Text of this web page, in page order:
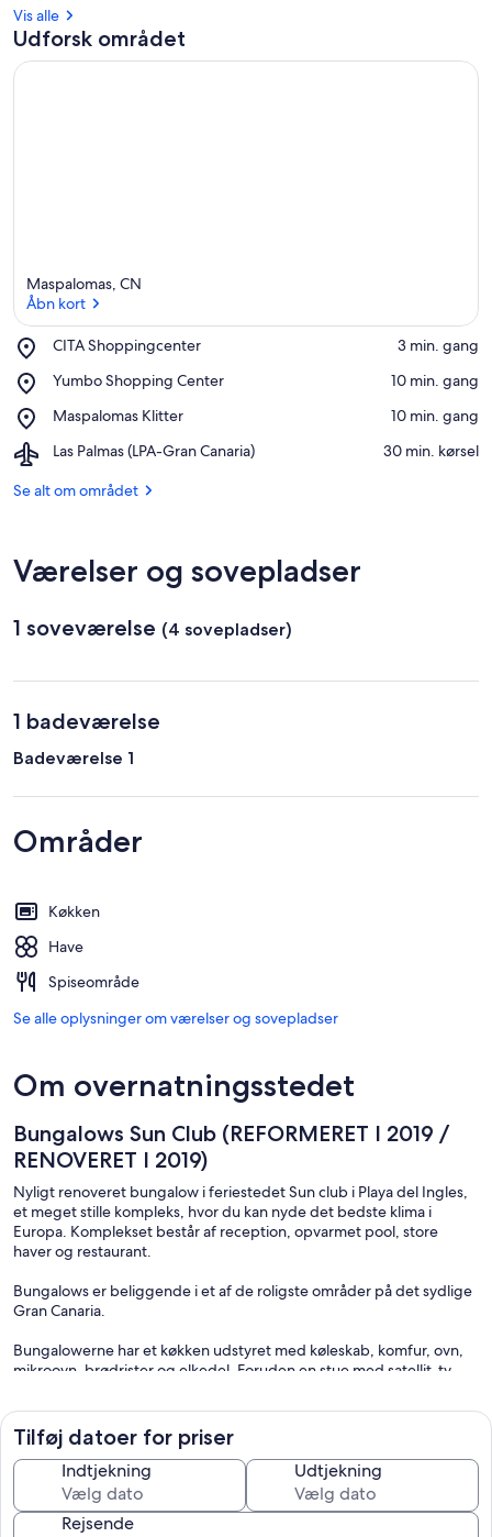
Vis alle
Udforsk området
Maspalomas, CN
Åbn kort
CITA Shoppingcenter
Place,
Shoppingcenter
‪3 min. gang‬
Yumbo Shopping Center
Place,
Shopping
‪10 min. gang‬
Maspalomas Klitter
Place,
Klitter
‪10 min. gang‬
Las Palmas (LPA-Gran Canaria)
Airport,
Palmas
‪30 min. kørsel‬
Se alt om området
Værelser og sovepladser
1 soveværelse (4 sovepladser)
1 badeværelse
Badeværelse 1
Områder
Køkken
Have
Spiseområde
Se alle oplysninger om værelser og sovepladser
Om overnatningsstedet
Bungalows Sun Club (REFORMERET I 2019 /
RENOVERET I 2019)
Nyligt renoveret bungalow i feriestedet Sun club i Playa del Ingles,
et meget stille kompleks, hvor du kan nyde det bedste klima i
Europa. Komplekset består af reception, opvarmet pool, store
haver og restaurant.
Bungalows er beliggende i et af de roligste områder på det sydlige
Gran Canaria.
Bungalowerne har et køkken udstyret med køleskab, komfur, ovn,
mikroovn, brødrister og elkedel. Foruden en stue med satellit-tv
hårtørrer og krøllejern og et værelse med et stort indbygget
møbler. Huset har aircondition og wifi. Det har også en terrasse og
en lille græsplænehave med liggestole inklusive bord og stole.
Uden for huset er et lille rum, der inkluderer en vaskemaskine og
rengøringsprodukter.
Mindre end 25 meter væk er der et lille supermarked, hvor du kan
Tilføj datoer for priser
Indtjekning Udtjekning
Rejsende